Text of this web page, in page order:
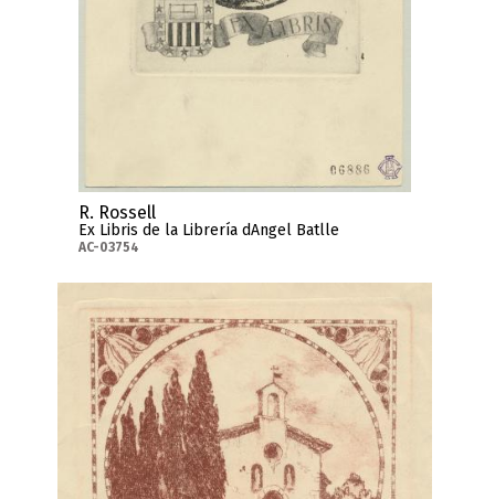
R. Rossell
Ex Libris de la Librería dAngel Batlle
AC-03754